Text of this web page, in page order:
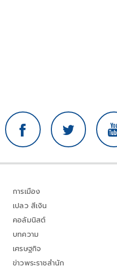
การเมือง
เปลว สีเงิน
คอลัมนิสต์
บทความ
เศรษฐกิจ
ข่าวพระราชสำนัก